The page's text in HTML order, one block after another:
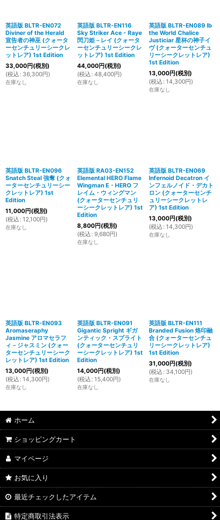
英語版 BLTR-EN072
Diviner of the Herald
宣告者の神巫 (クォータ
ーセンチュリーシークレ
ットレア) 1st Edition
33,000円(税別)
(税込 : 36,300円)
在庫なし
英語版 BLTR-EN116
Sky Striker Ace - Raye
閃刀姫－レイ (クォータ
ーセンチュリーシークレ
ットレア) 1st Edition
44,000円(税別)
(税込 : 48,400円)
在庫なし
英語版 BLTR-EN089 Ib
the World Chalice
Justiciar 星杯の神子イ
ヴ (クォーターセンチュ
リーシークレットレア)
1st Edition
13,000円(税別)
(税込 : 14,300円)
在庫なし
英語版 BLTR-EN096
Snatch Steal 強奪 (クォ
ーターセンチュリーシー
クレットレア) 1st
Edition
11,000円(税別)
(税込 : 12,100円)
在庫なし
英語版 RA03-EN152
Elemental HERO Flame
Wingman E・HERO フ
レイム・ウィングマン
(クォーターセンチュリ
ーシークレットレア) 1st
Edition
8,800円(税別)
(税込 : 9,680円)
在庫なし
英語版 BLTR-EN069
Infernoid Decatron イ
ンフェルノイド・デカト
ロン (クォーターセンチ
ュリーシークレットレ
ア) 1st Edition
13,000円(税別)
(税込 : 14,300円)
在庫なし
英語版 BLTR-EN093
Aromaseraphy
Jasmine アロマセラフ
ィ－ジャスミン (クォー
ターセンチュリーシーク
レットレア) 1st Edition
13,000円(税別)
(税込 : 14,300円)
在庫なし
英語版 BLTR-EN091
Gigantic Spright ギガ
ンティック・スプライト
(クォーターセンチュリ
ーシークレットレア) 1st
Edition
14,000円(税別)
(税込 : 15,400円)
在庫なし
英語版 BLTR-EN111
Branded Fusion 烙印融
合 (クォーターセンチュ
リーシークレットレア)
1st Edition
31,000円(税別)
(税込 : 34,100円)
在庫なし
ホーム
ショッピングカート
マイページ
お気に入り
最近チェックしたアイテム
特定商取引法表示